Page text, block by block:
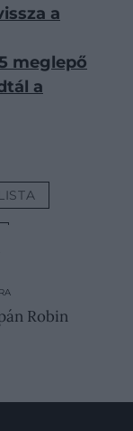
a
meglepő
a
LISTA
Robin